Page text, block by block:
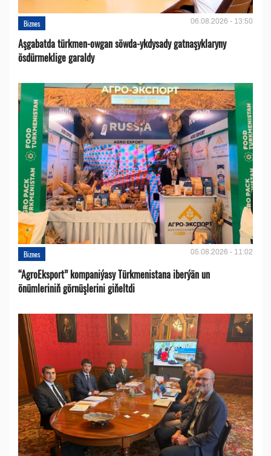
Biznes 06.08.2026 - 13:50
Aşgabatda türkmen-owgan söwda-ykdysady gatnaşyklaryny
ösdürmeklige garaldy
Biznes 05.08.2026 - 11:02
“AgroEksport” kompaniýasy Türkmenistana iberýän un
önümleriniň görnüşlerini giňeltdi